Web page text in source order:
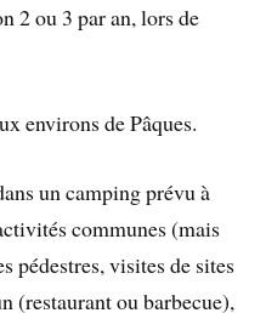
2 ou 3 par an, lors de
environs de Pâques.
un camping prévu à
communes (mais
pédestres, visites de sites
(restaurant ou barbecue),